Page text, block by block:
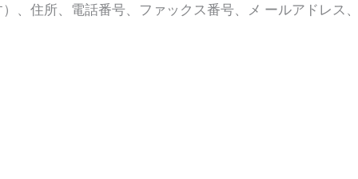
、住所、電話番号、ファックス番号、メ ールアドレス